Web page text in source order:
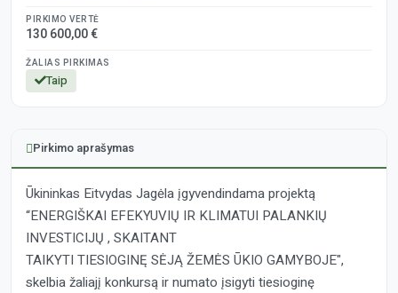
PIRKIMO VERTĖ
130 600,00 €
ŽALIAS PIRKIMAS
Taip
Pirkimo aprašymas
Ūkininkas Eitvydas Jagėla įgyvendindama projektą
“ENERGIŠKAI EFEKYUVIŲ IR KLIMATUI PALANKIŲ
INVESTICIJŲ , SKAITANT
TAIKYTI TIESIOGINĘ SĖJĄ ŽEMĖS ŪKIO GAMYBOJE",
skelbia žaliajį konkursą ir numato įsigyti tiesioginę